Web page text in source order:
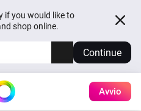
if you would like to
shop online.
Continue
Avvio